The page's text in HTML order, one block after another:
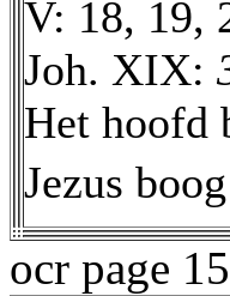
V: 18, 19,
Joh. XIX:
Het hoofd
Jezus
ocr page 15